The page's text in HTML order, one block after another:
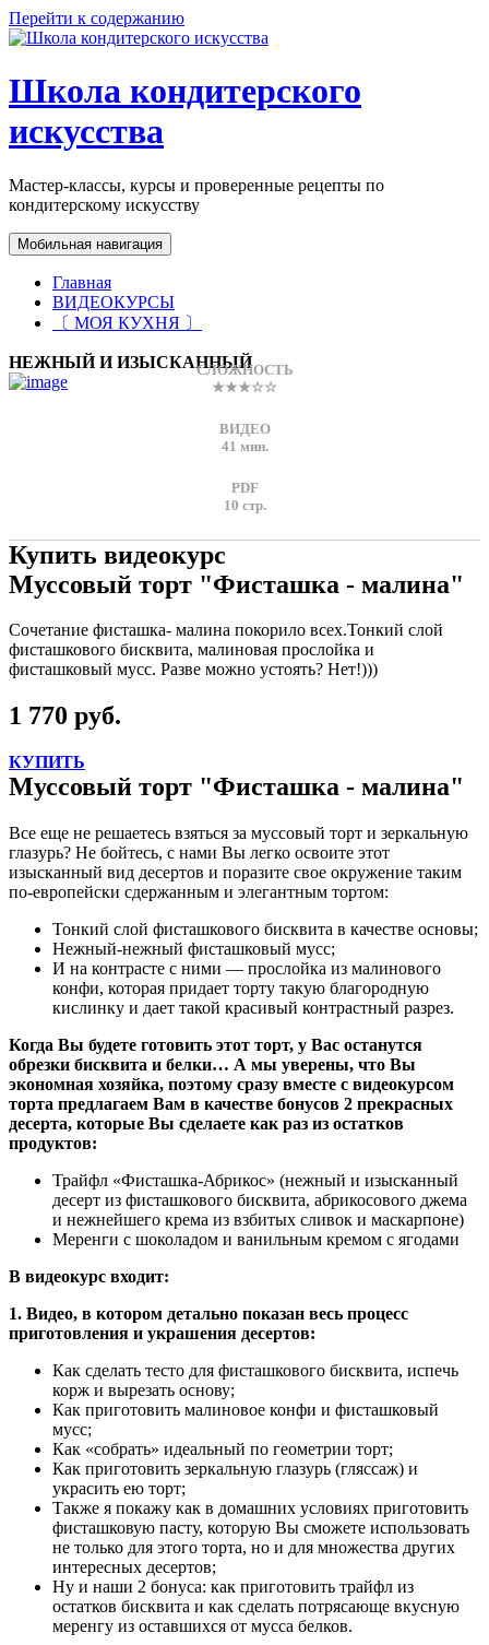
Перейти к содержанию
Школа кондитерского
искусства
Мастер-классы, курсы и проверенные рецепты по
кондитерскому искусству
Мобильная навигация
Главная
ВИДЕОКУРСЫ
〔 МОЯ КУХНЯ 〕
НЕЖНЫЙ И ИЗЫСКАННЫЙ
СЛОЖНОСТЬ
★★★☆☆
ВИДЕО
41 мин.
PDF
10 стр.
Купить видеокурс
Муссовый торт "Фисташка - малина"
Сочетание фисташка- малина покорило всех.Тонкий слой
фисташкового бисквита, малиновая прослойка и
фисташковый мусс. Разве можно устоять? Нет!)))
1 770 руб.
КУПИТЬ
Муссовый торт "Фисташка - малина"
Все еще не решаетесь взяться за муссовый торт и зеркальную
глазурь? Не бойтесь, с нами Вы легко освоите этот
изысканный вид десертов и поразите свое окружение таким
по-европейски сдержанным и элегантным тортом:
Тонкий слой фисташкового бисквита в качестве основы;
Нежный-нежный фисташковый мусс;
И на контрасте с ними — прослойка из малинового
конфи, которая придает торту такую благородную
кислинку и дает такой красивый контрастный разрез.
Когда Вы будете готовить этот торт, у Вас останутся
обрезки бисквита и белки… А мы уверены, что Вы
экономная хозяйка, поэтому сразу вместе с видеокурсом
торта предлагаем Вам в качестве бонусов 2 прекрасных
десерта, которые Вы сделаете как раз из остатков
продуктов:
Трайфл «Фисташка-Абрикос» (нежный и изысканный
десерт из фисташкового бисквита, абрикосового джема
и нежнейшего крема из взбитых сливок и маскарпоне)
Меренги с шоколадом и ванильным кремом с ягодами
В видеокурс входит:
1. Видео, в котором детально показан весь процесс
приготовления и украшения десертов:
Как сделать тесто для фисташкового бисквита, испечь
корж и вырезать основу;
Как приготовить малиновое конфи и фисташковый
мусс;
Как «собрать» идеальный по геометрии торт;
Как приготовить зеркальную глазурь (гляссаж) и
украсить ею торт;
Также я покажу как в домашних условиях приготовить
фисташковую пасту, которую Вы сможете использовать
не только для этого торта, но и для множества других
интересных десертов;
Ну и наши 2 бонуса: как приготовить трайфл из
остатков бисквита и как сделать потрясающе вкусную
меренгу из оставшихся от мусса белков.